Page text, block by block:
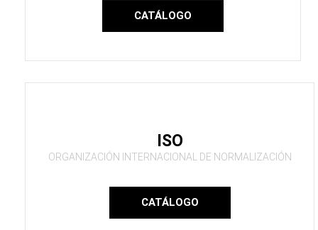
CATÁLOGO
ISO
ORGANIZACIÓN INTERNACIONAL DE NORMALIZACIÓN
CATÁLOGO